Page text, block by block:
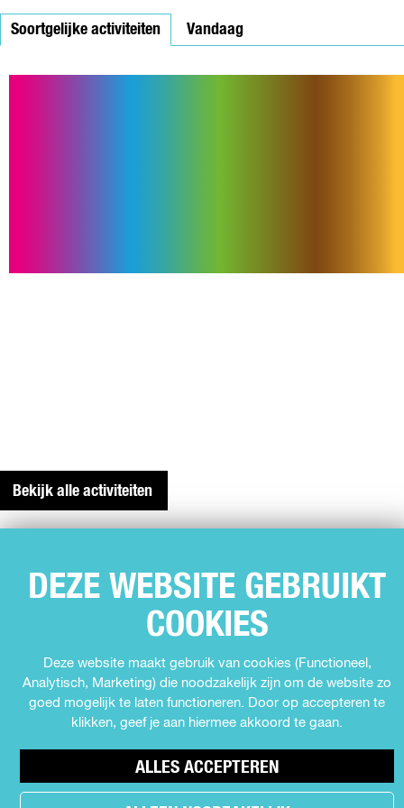
DEZE WEBSITE GEBRUIKT
COOKIES
Deze website maakt gebruik van cookies (Functioneel,
Analytisch, Marketing) die noodzakelijk zijn om de website zo
goed mogelijk te laten functioneren. Door op accepteren te
klikken, geef je aan hiermee akkoord te gaan.
ALLES ACCEPTEREN
S
C
Soortgelijke activiteiten Vandaag
Agenda
Muziek
Expo's en tentoonstellingen
Kids